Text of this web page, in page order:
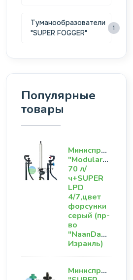
Туманообразователи
"SUPER FOGGER"
1
Популярные
товары
Миниспринклер
"ModularGroup"
70 л/
ч+SUPER
LPD
4/7,цвет
форсунки
серый (пр-
во
"NaanDanJain"
Израиль)
Миниспринклер